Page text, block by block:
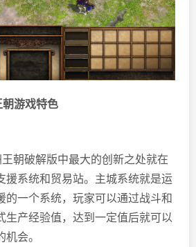
游戏特色
破解版中最大的创新之处就在
援系统和贸易站。主城系统就是运
的一个系统，玩家可以通过战斗和
生产经验值，达到一定值后就可以
会。